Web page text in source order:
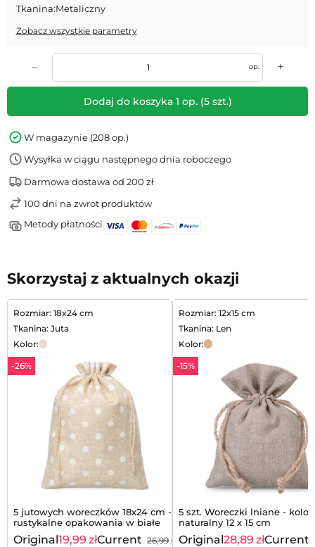
Tkanina:Metaliczny
Zobacz wszystkie parametry
– op. +
Dodaj do koszyka 1 op. (5szt.)
W magazynie (208 op.)
Wysyłka w ciągu następnego dnia roboczego
Darmowa dostawa od 200 zł
100 dni na zwrot produktów
Metody płatności
Skorzystaj z aktualnych okazji
Rozmiar: 18x24 cm
Tkanina: Juta
Kolor:
-26%
5 jutowych woreczków 18x24 cm -
rustykalne opakowania w białe
groszki
26,99 zł
Original19,99 złCurrent
Rozmiar: 12x15 cm
Tkanina: Len
Kolor:
-15%
5 szt. Woreczki lniane - kolor
naturalny 12 x 15 cm
Original28,89 złCurrent